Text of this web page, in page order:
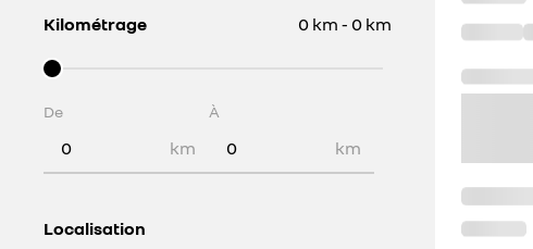
Kilométrage 0 km - 0 km
De
km
À
km
Localisation